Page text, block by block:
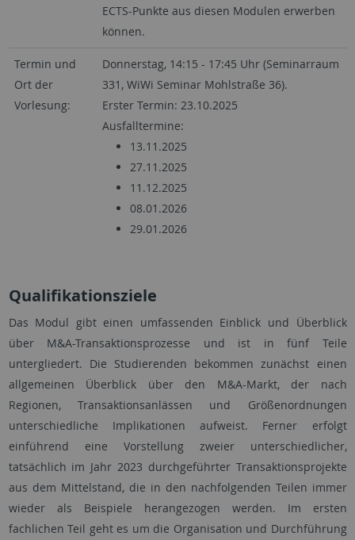
ECTS-Punkte aus diesen Modulen erwerben
können.
Termin und
Ort der
Vorlesung:
Donnerstag, 14:15 - 17:45 Uhr (Seminarraum
331, WiWi Seminar Mohlstraße 36).
Erster Termin: 23.10.2025
Ausfalltermine:
13.11.2025
27.11.2025
11.12.2025
08.01.2026
29.01.2026
Qualifikationsziele
Das Modul gibt einen umfassenden Einblick und Überblick
über M&A-Transaktionsprozesse und ist in fünf Teile
untergliedert. Die Studierenden bekommen zunächst einen
allgemeinen Überblick über den M&A-Markt, der nach
Regionen, Transaktionsanlässen und Größenordnungen
unterschiedliche Implikationen aufweist. Ferner erfolgt
einführend eine Vorstellung zweier unterschiedlicher,
tatsächlich im Jahr 2023 durchgeführter Transaktionsprojekte
aus dem Mittelstand, die in den nachfolgenden Teilen immer
wieder als Beispiele herangezogen werden. Im ersten
fachlichen Teil geht es um die Organisation und Durchführung